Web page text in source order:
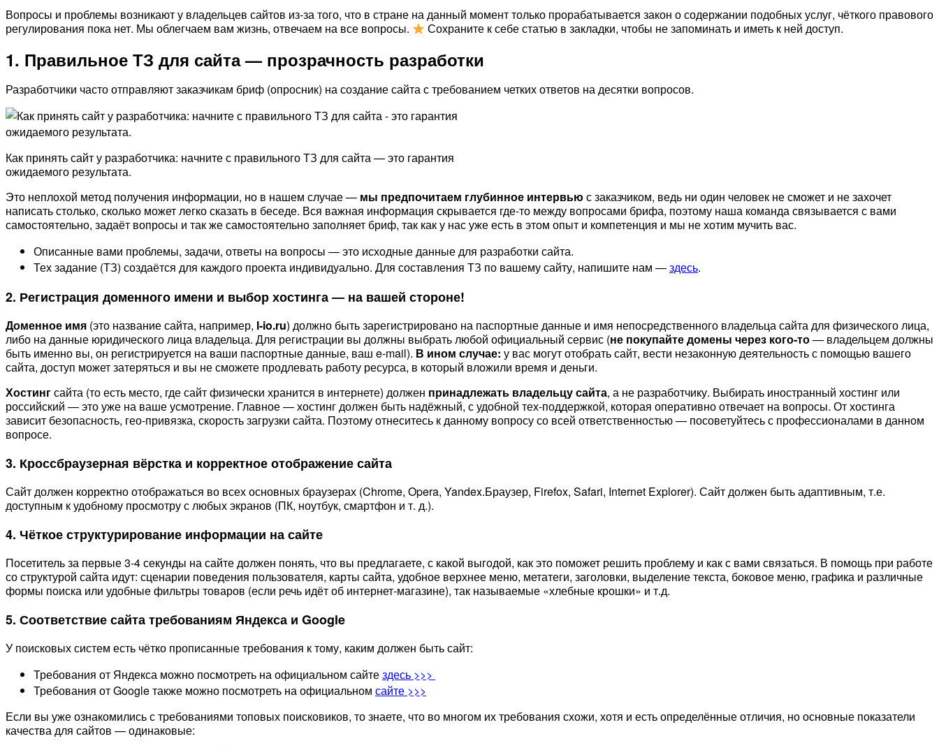
Вопросы и проблемы возникают у владельцев сайтов из-за того, что в стране на данный момент только прорабатывается закон о содержании подобных услуг, чёткого правового
регулирования пока нет. Мы облегчаем вам жизнь, отвечаем на все вопросы.
Сохраните к себе статью в закладки, чтобы не запоминать и иметь к ней доступ.
1. Правильное ТЗ для сайта — прозрачность разработки
Разработчики часто отправляют заказчикам бриф (опросник) на создание сайта с требованием четких ответов на десятки вопросов.
Как принять сайт у разработчика: начните с правильного ТЗ для сайта — это гарантия
ожидаемого результата.
Это неплохой метод получения информации, но в нашем случае — мы предпочитаем глубинное интервью с заказчиком, ведь ни один человек не сможет и не захочет
написать столько, сколько может легко сказать в беседе. Вся важная информация скрывается где-то между вопросами брифа, поэтому наша команда связывается с вами
самостоятельно, задаёт вопросы и так же самостоятельно заполняет бриф, так как у нас уже есть в этом опыт и компетенция и мы не хотим мучить вас.
Описанные вами проблемы, задачи, ответы на вопросы — это исходные данные для разработки сайта.
Тех задание (ТЗ) создаётся для каждого проекта индивидуально. Для составления ТЗ по вашему сайту, напишите нам —здесь.
2. Регистрация доменного имени и выбор хостинга — на вашей стороне!
Доменное имя (это название сайта, например, l-io.ru) должно быть зарегистрировано на паспортные данные и имя непосредственного владельца сайта для физического лица,
либо на данные юридического лица владельца. Для регистрации вы должны выбрать любой официальный сервис (не покупайте домены через кого-то— владельцем должны
быть именно вы, он регистрируется на ваши паспортные данные, ваш e-mail). В ином случае: у вас могут отобрать сайт, вести незаконную деятельность с помощью вашего
сайта, доступ может затеряться и вы не сможете продлевать работу ресурса, в который вложили время и деньги.
Хостингсайта (то есть место, где сайт физически хранится в интернете) должен принадлежать владельцу сайта, а не разработчику. Выбирать иностранный хостинг или
российский — это уже на ваше усмотрение. Главное — хостинг должен быть надёжный, с удобной тех-поддержкой, которая оперативно отвечает на вопросы. От хостинга
зависит безопасность, гео-привязка, скорость загрузки сайта. Поэтому отнеситесь к данному вопросу со всей ответственностью — посоветуйтесь с профессионалами в данном
вопросе.
3. Кроссбраузерная вёрстка и корректное отображение сайта
Сайт должен корректно отображаться во всех основных браузерах (Chrome, Opera, Yandex.Браузер, Firefox, Safari, Internet Explorer). Сайт должен быть адаптивным, т.е.
доступным к удобному просмотру с любых экранов (ПК, ноутбук, смартфон и т. д.).
4. Чёткое структурирование информации на сайте
Посетитель за первые 3-4 секунды на сайте должен понять, что вы предлагаете, с какой выгодой, как это поможет решить проблему и как с вами связаться. В помощь при работе
со структурой сайта идут: сценарии поведения пользователя, карты сайта, удобное верхнее меню, метатеги, заголовки, выделение текста, боковое меню, графика и различные
формы поиска или удобные фильтры товаров (если речь идёт об интернет-магазине), так называемые «хлебные крошки» и т.д.
5. Соответствие сайта требованиям Яндекса и Google
У поисковых систем есть чётко прописанные требования к тому, каким должен быть сайт:
Требования от Яндекса можно посмотреть на официальном сайтездесь >>>
Требования от Google также можно посмотреть на официальном сайте >>>
Если вы уже ознакомились с требованиями топовых поисковиков, то знаете, что во многом их требования схожи, хотя и есть определённые отличия, но основные показатели
качества для сайтов — одинаковые: